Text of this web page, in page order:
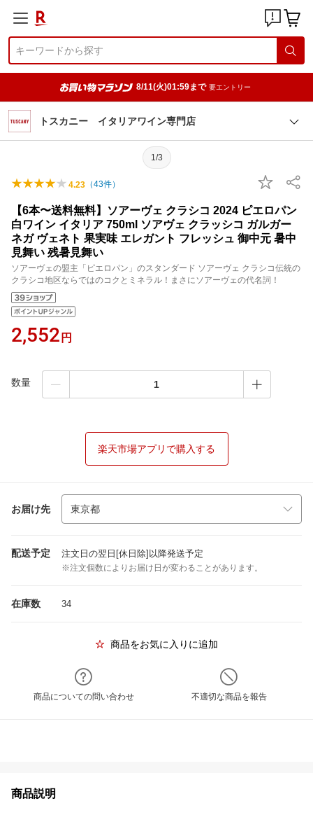
8/11(火)01:59まで 要エントリー
トスカニー イタリアワイン専門店
1/3
4.23 （43件）
【6本〜送料無料】ソアーヴェ クラシコ 2024 ピエロパン
白ワイン イタリア 750ml ソアヴェ クラッシコ ガルガー
ネガ ヴェネト 果実味 エレガント フレッシュ 御中元 暑中
見舞い 残暑見舞い
ソアーヴェの盟主「ピエロパン」のスタンダード ソアーヴェ クラシコ伝統の
クラシコ地区ならではのコクとミネラル！まさにソアーヴェの代名詞！
2,552 円
数量
楽天市場アプリで購入する
お届け先
配送予定 注文日の翌日[休日除]以降発送予定
※注文個数によりお届け日が変わることがあります。
在庫数 34
商品をお気に入りに追加
商品についての問い合わせ 不適切な商品を報告
商品説明